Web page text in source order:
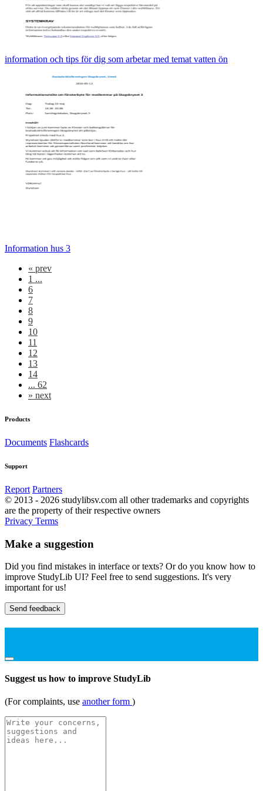
information och tips för dig som arbetar med temat vatten ön
Information hus 3
« prev
1 ...
6
7
8
9
10
11
12
13
14
... 62
» next
Products
Documents Flashcards
Support
Report Partners
© 2013 - 2026 studylibsv.com all other trademarks and copyrights
are the property of their respective owners
Privacy Terms
Make a suggestion
Did you find mistakes in interface or texts? Or do you know how to
improve StudyLib UI? Feel free to send suggestions. It's very
important for us!
Send feedback
Suggest us how to improve StudyLib
(For complaints, use another form )